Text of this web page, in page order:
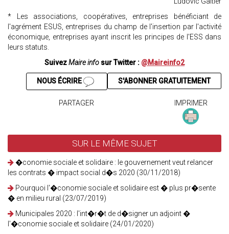
* Les associations, coopératives, entreprises bénéficiant de
l'agrément ESUS, entreprises du champ de l'insertion par l'activité
économique, entreprises ayant inscrit les principes de l'ESS dans
leurs statuts.
SuivezMaire info sur Twitter : @Maireinfo2
S'ABONNER GRATUITEMENT
NOUS ÉCRIRE
PARTAGER IMPRIMER
SUR LE MÊME SUJET
�conomie sociale et solidaire : le gouvernement veut relancer
les contrats � impact social d�s 2020 (30/11/2018)
Pourquoi l'�conomie sociale et solidaire est � plus pr�sente
� en milieu rural (23/07/2019)
Municipales 2020 : l'int�r�t de d�signer un adjoint �
l'�conomie sociale et solidaire (24/01/2020)